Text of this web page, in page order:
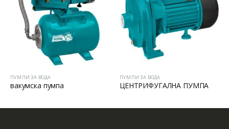
ЦЕНТРИФУГАЛНА ПУМПА Автоматска